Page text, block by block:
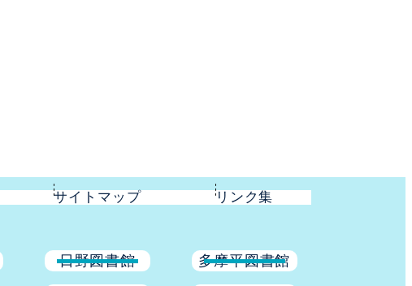
サイトマップ リンク集
日野図書館 多摩平図書館